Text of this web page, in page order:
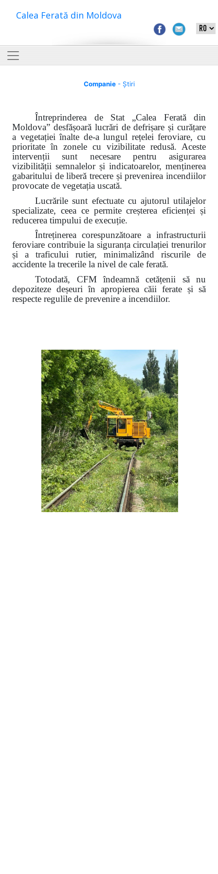
Calea Ferată din Moldova
Companie- Știri
Întreprinderea de Stat „Calea Ferată din
Moldova” desfășoară lucrări de defrișare și curățare
a vegetației înalte de-a lungul rețelei feroviare, cu
prioritate în zonele cu vizibilitate redusă. Aceste
intervenții sunt necesare pentru asigurarea
vizibilității semnalelor și indicatoarelor, menținerea
gabaritului de liberă trecere și prevenirea incendiilor
provocate de vegetația uscată.
Lucrările sunt efectuate cu ajutorul utilajelor
specializate, ceea ce permite creșterea eficienței și
reducerea timpului de execuție.
Întreținerea corespunzătoare a infrastructurii
feroviare contribuie la siguranța circulației trenurilor
și a traficului rutier, minimalizând riscurile de
accidente la trecerile la nivel de cale ferată.
Totodată, CFM îndeamnă cetățenii să nu
depoziteze deșeuri în apropierea căii ferate și să
respecte regulile de prevenire a incendiilor.